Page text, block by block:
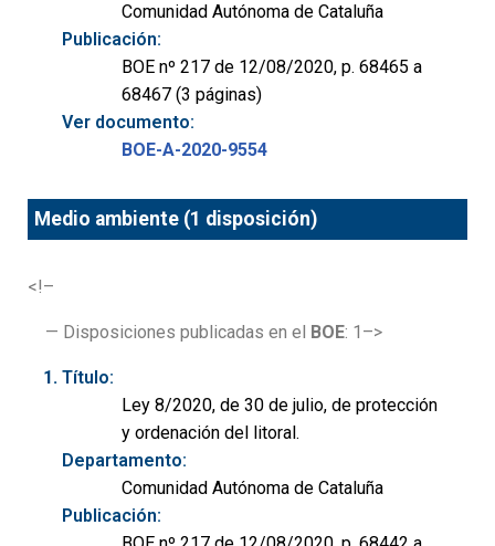
Comunidad Autónoma de Cataluña
Publicación:
BOE nº 217 de 12/08/2020, p. 68465 a
68467 (3 páginas)
Ver documento:
BOE-A-2020-9554
Medio ambiente (1 disposición)
<!–
— Disposiciones publicadas en el BOE: 1–>
Título:
Ley 8/2020, de 30 de julio, de protección
y ordenación del litoral.
Departamento:
Comunidad Autónoma de Cataluña
Publicación: